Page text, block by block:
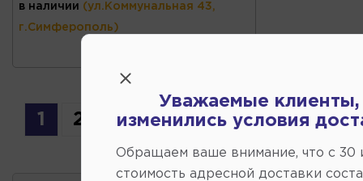
в наличии (ул.Коммунальная 43,
г.Симферополь)
1 2 3
Уважаемые клиенты,
изменились условия
Обращаем ваше внимание, что c 30
стоимость адресной доставки